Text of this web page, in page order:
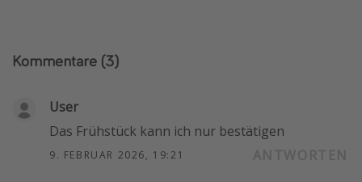
Kommentare (3)
User
Das Frühstück kann ich nur bestätigen
9. FEBRUAR 2026, 19:21